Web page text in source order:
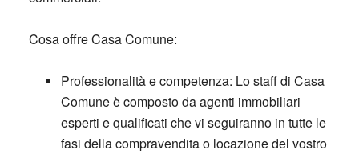
Cosa offre Casa Comune:
Professionalità e competenza: Lo staff di Casa
Comune è composto da agenti immobiliari
esperti e qualificati che vi seguiranno in tutte le
fasi della compravendita o locazione del vostro